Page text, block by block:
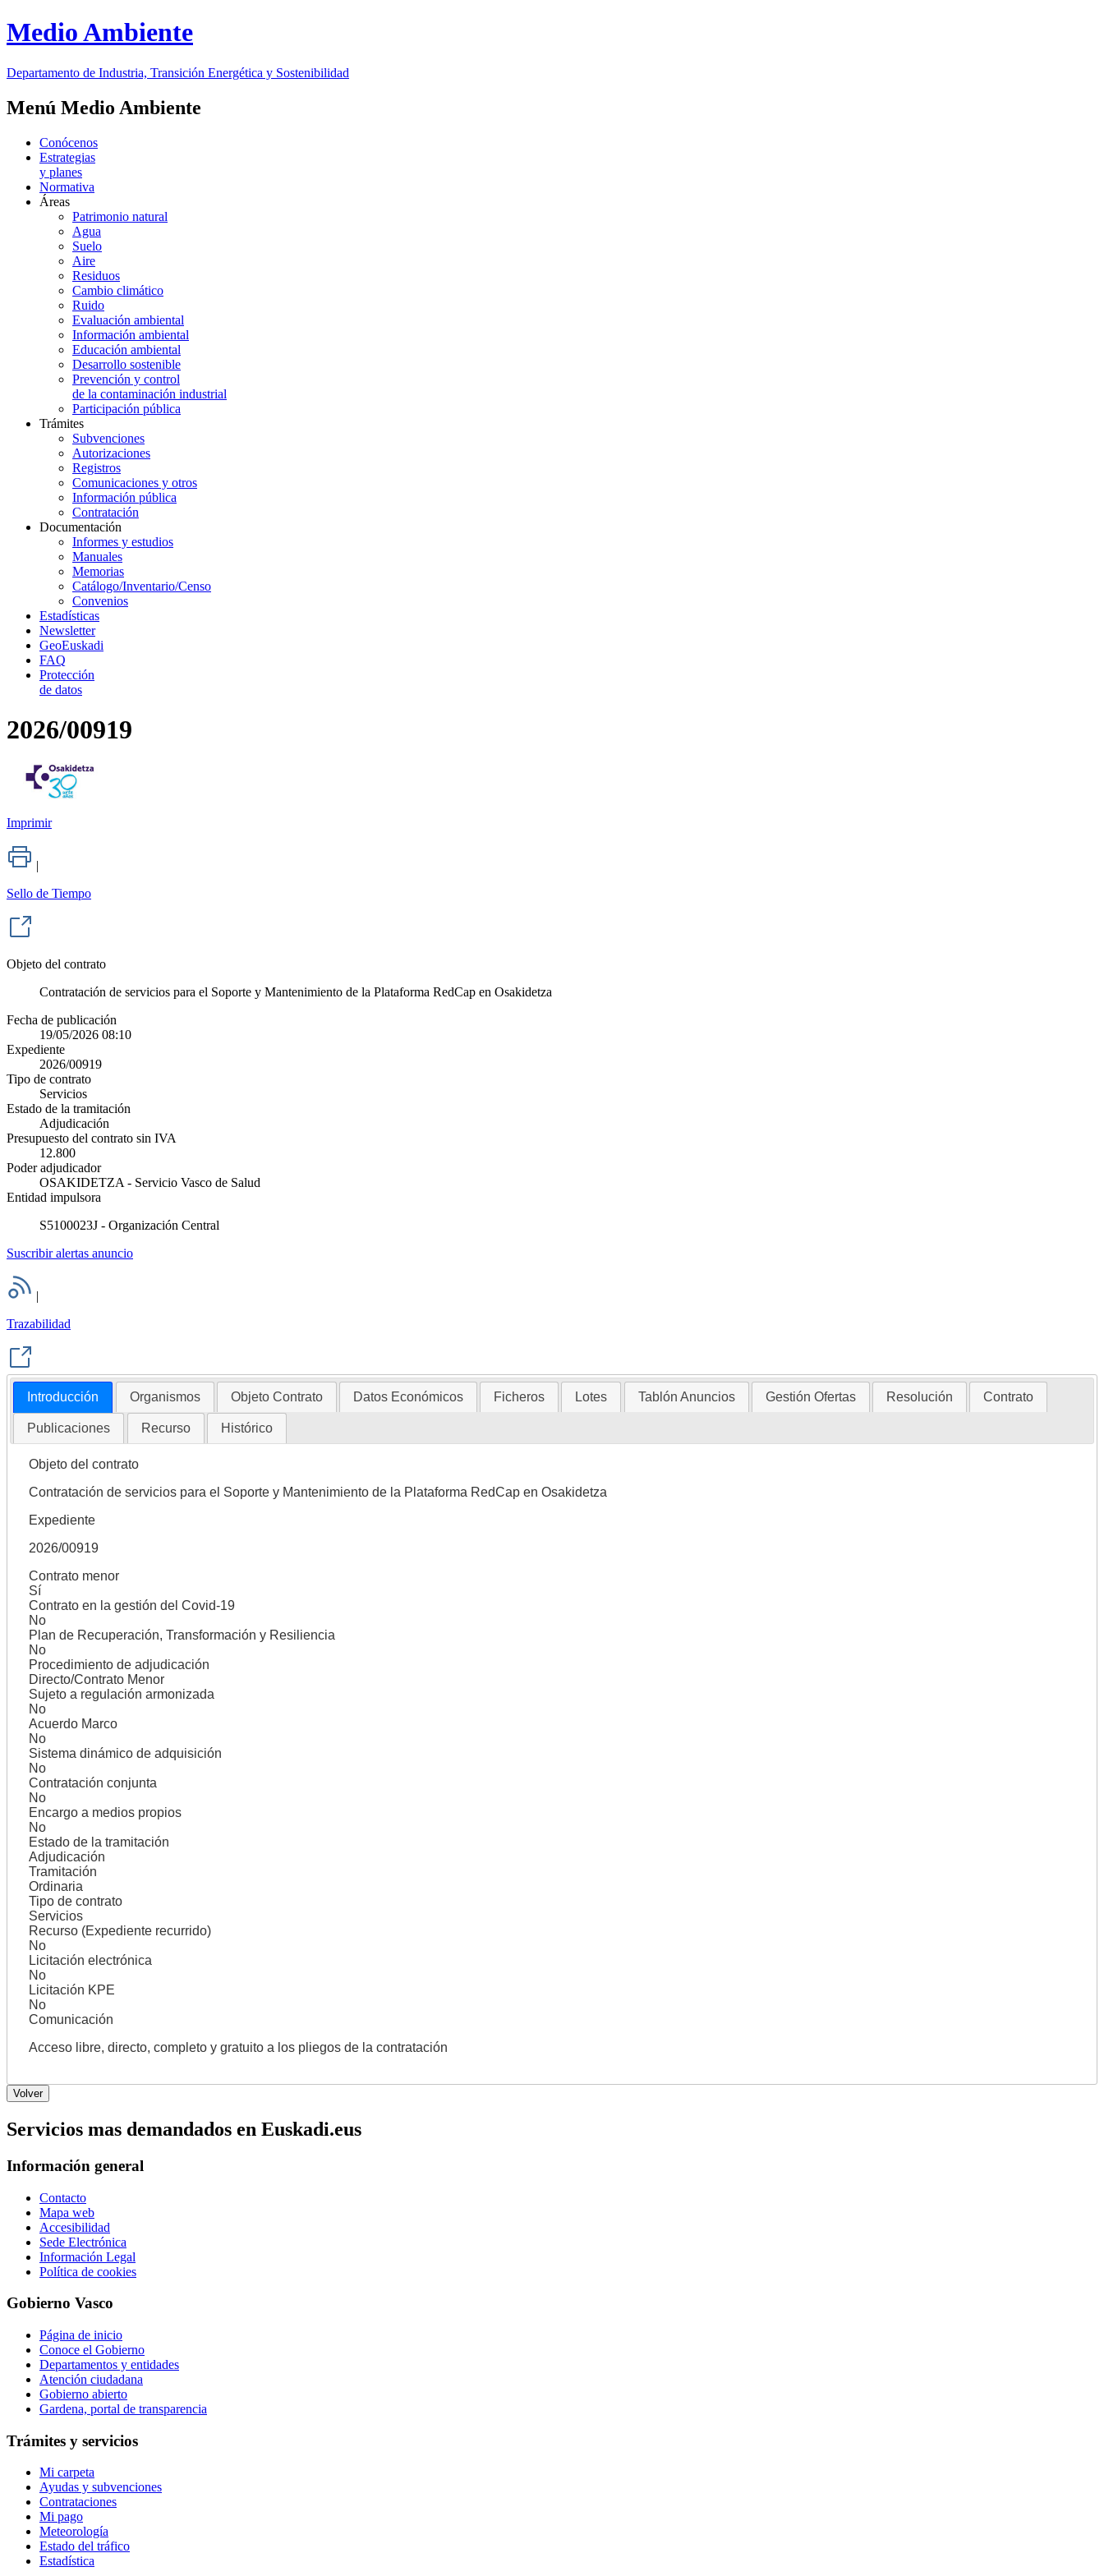
Medio Ambiente
Departamento de Industria, Transición Energética y Sostenibilidad
Menú Medio Ambiente
Conócenos
Estrategias
y planes
Normativa
Áreas
Patrimonio natural
Agua
Suelo
Aire
Residuos
Cambio climático
Ruido
Evaluación ambiental
Información ambiental
Educación ambiental
Desarrollo sostenible
Prevención y control
de la contaminación industrial
Participación pública
Trámites
Subvenciones
Autorizaciones
Registros
Comunicaciones y otros
Información pública
Contratación
Documentación
Informes y estudios
Manuales
Memorias
Catálogo/Inventario/Censo
Convenios
Estadísticas
Newsletter
GeoEuskadi
FAQ
Protección
de datos
2026/00919
Imprimir
|
Sello de Tiempo
Objeto del contrato
Contratación de servicios para el Soporte y Mantenimiento de la Plataforma RedCap en Osakidetza
Fecha de publicación
19/05/2026 08:10
Expediente
2026/00919
Tipo de contrato
Servicios
Estado de la tramitación
Adjudicación
Presupuesto del contrato sin IVA
12.800
Poder adjudicador
OSAKIDETZA - Servicio Vasco de Salud
Entidad impulsora
S5100023J - Organización Central
Suscribir alertas anuncio
|
Trazabilidad
Introducción Organismos Objeto Contrato Datos Económicos Ficheros Lotes Tablón Anuncios Gestión Ofertas Resolución Contrato
Publicaciones Recurso Histórico
Objeto del contrato
Contratación de servicios para el Soporte y Mantenimiento de la Plataforma RedCap en Osakidetza
Expediente
2026/00919
Contrato menor
Sí
Contrato en la gestión del Covid-19
No
Plan de Recuperación, Transformación y Resiliencia
No
Procedimiento de adjudicación
Directo/Contrato Menor
Sujeto a regulación armonizada
No
Acuerdo Marco
No
Sistema dinámico de adquisición
No
Contratación conjunta
No
Encargo a medios propios
No
Estado de la tramitación
Adjudicación
Tramitación
Ordinaria
Tipo de contrato
Servicios
Recurso (Expediente recurrido)
No
Licitación electrónica
No
Licitación KPE
No
Comunicación
Acceso libre, directo, completo y gratuito a los pliegos de la contratación
Servicios mas demandados en Euskadi.eus
Información general
Contacto
Mapa web
Accesibilidad
Sede Electrónica
Información Legal
Política de cookies
Gobierno Vasco
Página de inicio
Conoce el Gobierno
Departamentos y entidades
Atención ciudadana
Gobierno abierto
Gardena, portal de transparencia
Trámites y servicios
Mi carpeta
Ayudas y subvenciones
Contrataciones
Mi pago
Meteorología
Estado del tráfico
Estadística